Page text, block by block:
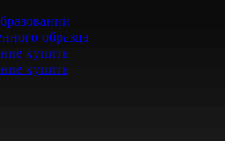
образца
купить
купить